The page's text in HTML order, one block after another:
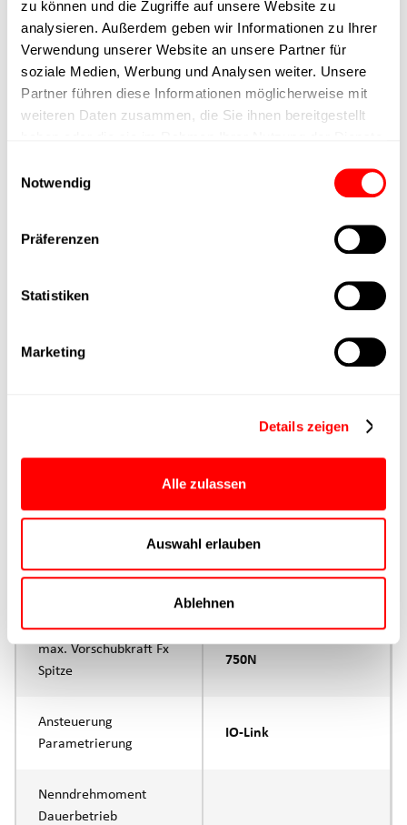
zu können und die Zugriffe auf unsere Website zu
analysieren. Außerdem geben wir Informationen zu Ihrer
Verwendung unserer Website an unsere Partner für
soziale Medien, Werbung und Analysen weiter. Unsere
Partner führen diese Informationen möglicherweise mit
weiteren Daten zusammen, die Sie ihnen bereitgestellt
Notwendig
Präferenzen
Statistiken
Marketing
Details zeigen
Alle zulassen
Auswahl erlauben
Ablehnen
Ausführung
max. Drehzahl
Positioniergenauigkeit +/- 0.1 mm
CTC-080
Produktgruppe CTC
max. Vorschubkraft Fx
max. Vorschubkraft Fx
Spitze
750N
Ansteuerung
Parametrierung
IO-Link
Nenndrehmoment
Dauerbetrieb